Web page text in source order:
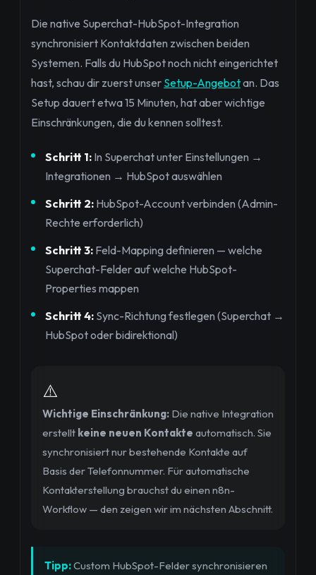
Die native Superchat-HubSpot-Integration
synchronisiert Kontaktdaten zwischen beiden
Systemen. Falls du HubSpot noch nicht eingerichtet
hast, schau dir zuerst unser Setup-Angebotan. Das
Setup dauert etwa 15 Minuten, hat aber wichtige
Einschränkungen, die du kennen solltest.
Schritt 1: In Superchat unter Einstellungen →
Integrationen → HubSpot auswählen
Schritt 2: HubSpot-Account verbinden (Admin-
Rechte erforderlich)
Schritt 3: Feld-Mapping definieren — welche
Superchat-Felder auf welche HubSpot-
Properties mappen
Schritt 4: Sync-Richtung festlegen (Superchat →
HubSpot oder bidirektional)
⚠️
Wichtige Einschränkung: Die native Integration
erstellt keine neuen Kontakte automatisch. Sie
synchronisiert nur bestehende Kontakte auf
Basis der Telefonnummer. Für automatische
Kontakterstellung brauchst du einen n8n-
Workflow — den zeigen wir im nächsten Abschnitt.
Tipp:Custom HubSpot-Felder synchronisieren